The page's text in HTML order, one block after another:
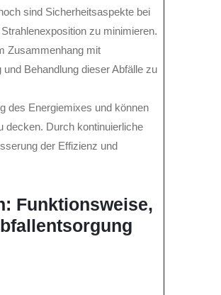
sind Sicherheitsaspekte bei
zu minimieren.
Zusammenhang mit
Behandlung dieser Abfälle zu
des Energiemixes und können
decken. Durch kontinuierliche
der Effizienz und
Funktionsweise,